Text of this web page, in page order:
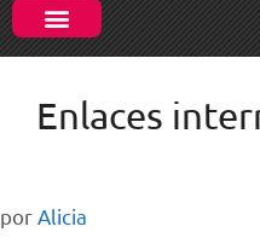
Enlaces
porAlicia